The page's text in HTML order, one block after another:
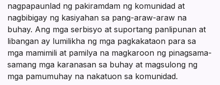
nagpapaunlad ng pakiramdam ng komunidad at
nagbibigay ng kasiyahan sa pang-araw-araw na
buhay. Ang mga serbisyo at suportang panlipunan at
libangan ay lumilikha ng mga pagkakataon para sa
mga mamimili at pamilya na magkaroon ng pinagsama-
samang mga karanasan sa buhay at magsulong ng
mga pamumuhay na nakatuon sa komunidad.